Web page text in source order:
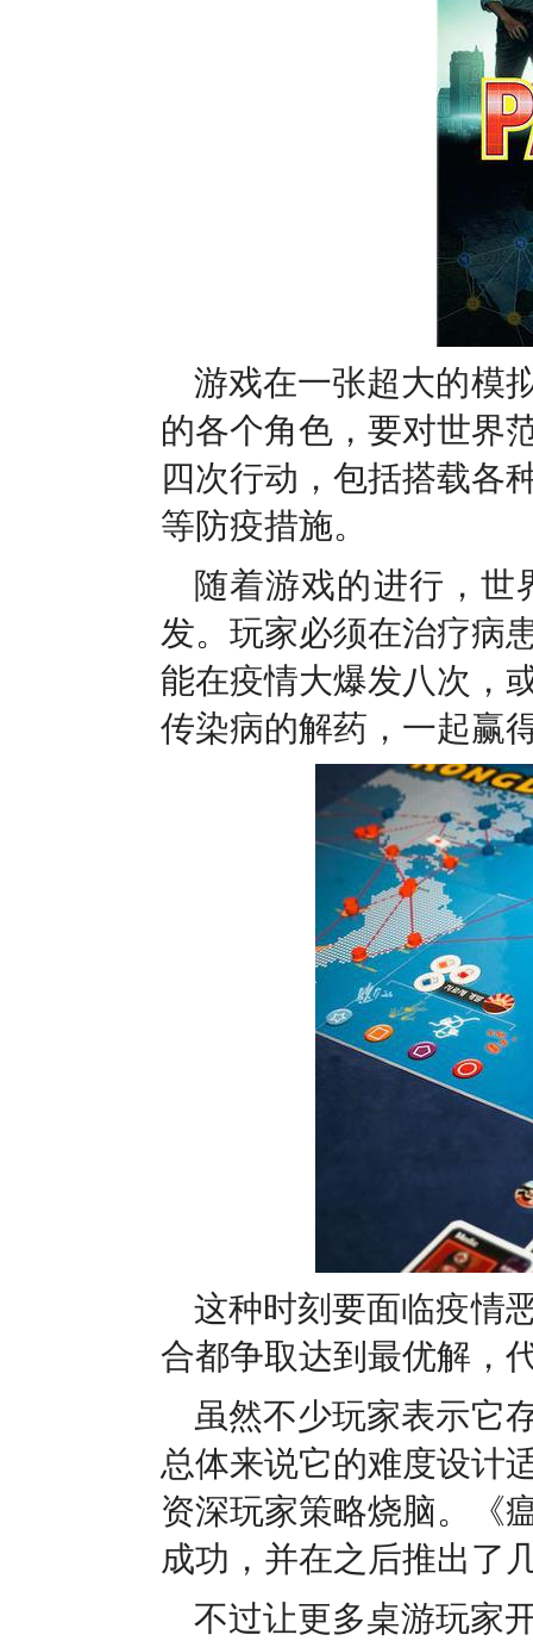
游戏在一张超大的模
的各个角色，要对世界
四次行动，包括搭载各
等防疫措施。
随着游戏的进行，世
发。玩家必须在治疗病
能在疫情大爆发八次，
传染病的解药，一起赢
这种时刻要面临疫情
合都争取达到最优解，
虽然不少玩家表示它
总体来说它的难度设计
资深玩家策略烧脑。《
成功，并在之后推出了
不过让更多桌游玩家